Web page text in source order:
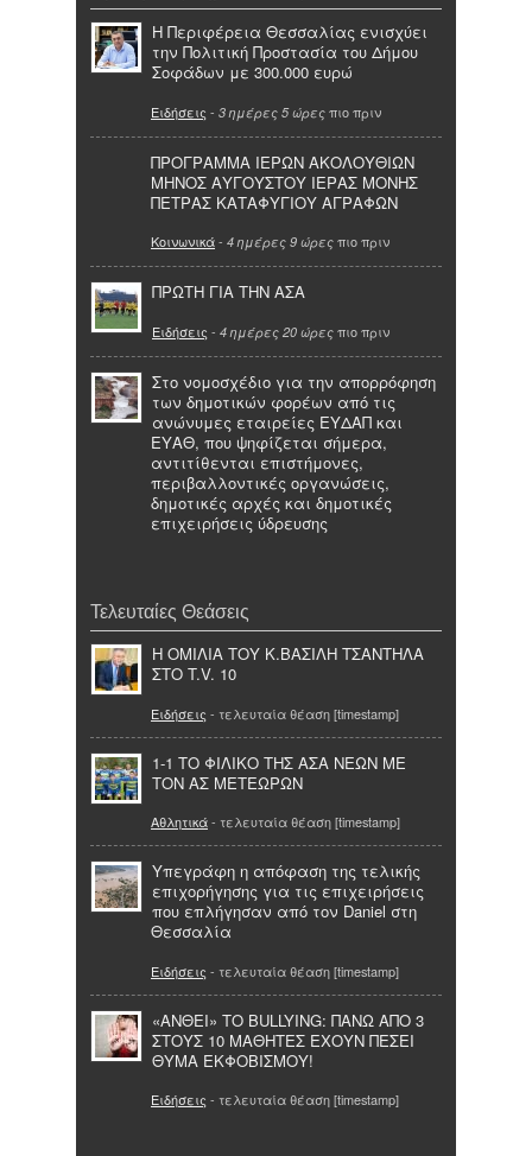
Η Περιφέρεια Θεσσαλίας ενισχύει
την Πολιτική Προστασία του Δήμου
Σοφάδων με 300.000 ευρώ
Ειδήσεις - 3 ημέρες 5 ώρες πιο πριν
ΠΡΟΓΡΑΜΜΑ ΙΕΡΩΝ ΑΚΟΛΟΥΘΙΩΝ
ΜΗΝΟΣ ΑΥΓΟΥΣΤΟΥ ΙΕΡΑΣ ΜΟΝΗΣ
ΠΕΤΡΑΣ ΚΑΤΑΦΥΓΙΟΥ ΑΓΡΑΦΩΝ
Κοινωνικά- 4 ημέρες 9 ώρες πιο πριν
ΠΡΩΤΗ ΓΙΑ ΤΗΝ ΑΣΑ
Ειδήσεις - 4 ημέρες 20 ώρες πιο πριν
Στο νομοσχέδιο για την απορρόφηση
των δημοτικών φορέων από τις
ανώνυμες εταιρείες ΕΥΔΑΠ και
ΕΥΑΘ, που ψηφίζεται σήμερα,
αντιτίθενται επιστήμονες,
περιβαλλοντικές οργανώσεις,
δημοτικές αρχές και δημοτικές
επιχειρήσεις ύδρευσης
Τελευταίες Θεάσεις
Η ΟΜΙΛΙΑ ΤΟΥ Κ.ΒΑΣΙΛΗ ΤΣΑΝΤΗΛΑ
ΣΤΟ T.V. 10
Ειδήσεις - τελευταία θέαση [timestamp]
1-1 ΤΟ ΦΙΛΙΚΟ ΤΗΣ ΑΣΑ ΝΕΩΝ ΜΕ
ΤΟΝ ΑΣ ΜΕΤΕΩΡΩΝ
Αθλητικά- τελευταία θέαση [timestamp]
Υπεγράφη η απόφαση της τελικής
επιχορήγησης για τις επιχειρήσεις
που επλήγησαν από τον Daniel στη
Θεσσαλία
Ειδήσεις - τελευταία θέαση [timestamp]
«ΑΝΘΕΙ» ΤΟ BULLYING: ΠΑΝΩ ΑΠΟ 3
ΣΤΟΥΣ 10 ΜΑΘΗΤΕΣ ΕΧΟΥΝ ΠΕΣΕΙ
ΘΥΜΑ ΕΚΦΟΒΙΣΜΟΥ!
Ειδήσεις - τελευταία θέαση [timestamp]